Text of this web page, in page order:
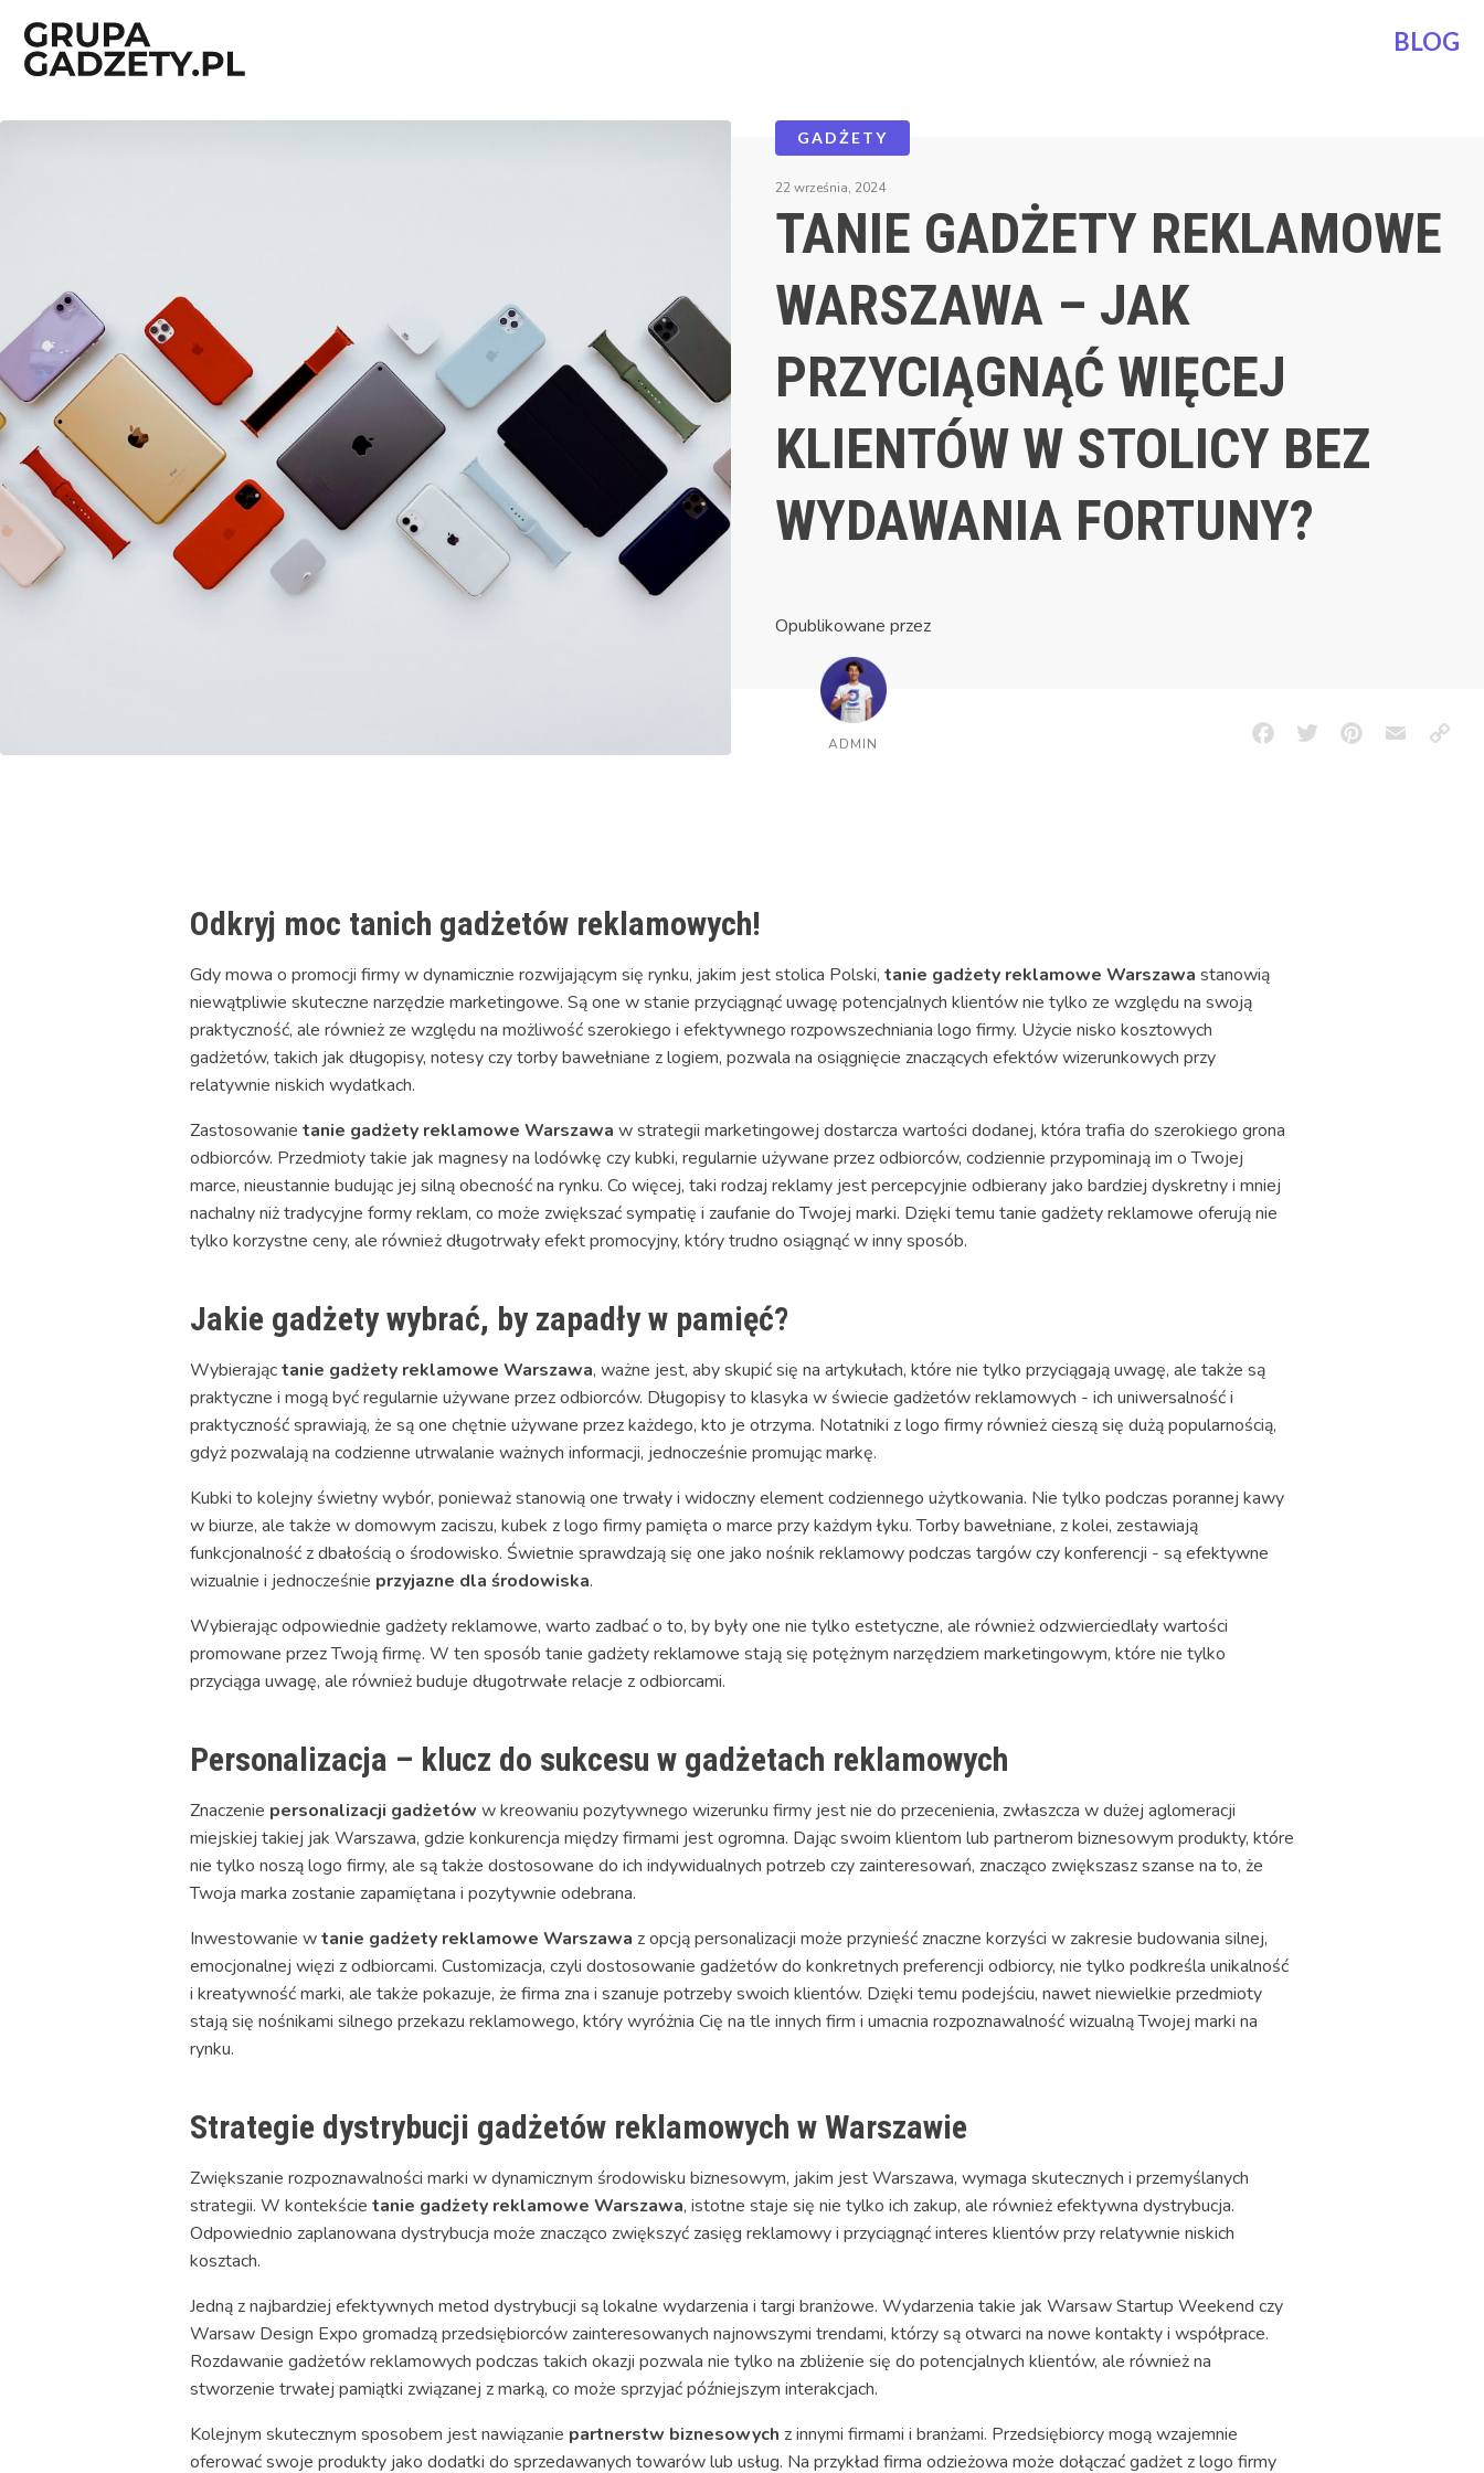
BLOG
GADŻETY
22 września, 2024
TANIE GADŻETY REKLAMOWE
WARSZAWA – JAK
PRZYCIĄGNĄĆ WIĘCEJ
KLIENTÓW W STOLICY BEZ
WYDAWANIA FORTUNY?
Opublikowane przez
ADMIN FacebookTwitterPinterestEmailCopy
Odkryj moc tanich gadżetów reklamowych!
Gdy mowa o promocji firmy w dynamicznie rozwijającym się rynku, jakim jest stolica Polski, tanie gadżety reklamowe Warszawa stanowią
niewątpliwie skuteczne narzędzie marketingowe. Są one w stanie przyciągnąć uwagę potencjalnych klientów nie tylko ze względu na swoją
praktyczność, ale również ze względu na możliwość szerokiego i efektywnego rozpowszechniania logo firmy. Użycie nisko kosztowych
gadżetów, takich jak długopisy, notesy czy torby bawełniane z logiem, pozwala na osiągnięcie znaczących efektów wizerunkowych przy
relatywnie niskich wydatkach.
Zastosowanie tanie gadżety reklamowe Warszawa w strategii marketingowej dostarcza wartości dodanej, która trafia do szerokiego grona
odbiorców. Przedmioty takie jak magnesy na lodówkę czy kubki, regularnie używane przez odbiorców, codziennie przypominają im o Twojej
marce, nieustannie budując jej silną obecność na rynku. Co więcej, taki rodzaj reklamy jest percepcyjnie odbierany jako bardziej dyskretny i mniej
nachalny niż tradycyjne formy reklam, co może zwiększać sympatię i zaufanie do Twojej marki. Dzięki temu tanie gadżety reklamowe oferują nie
tylko korzystne ceny, ale również długotrwały efekt promocyjny, który trudno osiągnąć w inny sposób.
Jakie gadżety wybrać, by zapadły w pamięć?
Wybierająctanie gadżety reklamowe Warszawa, ważne jest, aby skupić się na artykułach, które nie tylko przyciągają uwagę, ale także są
praktyczne i mogą być regularnie używane przez odbiorców. Długopisy to klasyka w świecie gadżetów reklamowych - ich uniwersalność i
praktyczność sprawiają, że są one chętnie używane przez każdego, kto je otrzyma. Notatniki z logo firmy również cieszą się dużą popularnością,
gdyż pozwalają na codzienne utrwalanie ważnych informacji, jednocześnie promując markę.
Kubki to kolejny świetny wybór, ponieważ stanowią one trwały i widoczny element codziennego użytkowania. Nie tylko podczas porannej kawy
w biurze, ale także w domowym zaciszu, kubek z logo firmy pamięta o marce przy każdym łyku. Torby bawełniane, z kolei, zestawiają
funkcjonalność z dbałością o środowisko. Świetnie sprawdzają się one jako nośnik reklamowy podczas targów czy konferencji - są efektywne
wizualnie i jednocześnie przyjazne dla środowiska.
Wybierając odpowiednie gadżety reklamowe, warto zadbać o to, by były one nie tylko estetyczne, ale również odzwierciedlały wartości
promowane przez Twoją firmę. W ten sposób tanie gadżety reklamowe stają się potężnym narzędziem marketingowym, które nie tylko
przyciąga uwagę, ale również buduje długotrwałe relacje z odbiorcami.
Personalizacja – klucz do sukcesu w gadżetach reklamowych
Znaczenie personalizacji gadżetów w kreowaniu pozytywnego wizerunku firmy jest nie do przecenienia, zwłaszcza w dużej aglomeracji
miejskiej takiej jak Warszawa, gdzie konkurencja między firmami jest ogromna. Dając swoim klientom lub partnerom biznesowym produkty, które
nie tylko noszą logo firmy, ale są także dostosowane do ich indywidualnych potrzeb czy zainteresowań, znacząco zwiększasz szanse na to, że
Twoja marka zostanie zapamiętana i pozytywnie odebrana.
Inwestowanie wtanie gadżety reklamowe Warszawa z opcją personalizacji może przynieść znaczne korzyści w zakresie budowania silnej,
emocjonalnej więzi z odbiorcami. Customizacja, czyli dostosowanie gadżetów do konkretnych preferencji odbiorcy, nie tylko podkreśla unikalność
i kreatywność marki, ale także pokazuje, że firma zna i szanuje potrzeby swoich klientów. Dzięki temu podejściu, nawet niewielkie przedmioty
stają się nośnikami silnego przekazu reklamowego, który wyróżnia Cię na tle innych firm i umacnia rozpoznawalność wizualną Twojej marki na
rynku.
Strategie dystrybucji gadżetów reklamowych w Warszawie
Zwiększanie rozpoznawalności marki w dynamicznym środowisku biznesowym, jakim jest Warszawa, wymaga skutecznych i przemyślanych
strategii. W kontekście tanie gadżety reklamowe Warszawa, istotne staje się nie tylko ich zakup, ale również efektywna dystrybucja.
Odpowiednio zaplanowana dystrybucja może znacząco zwiększyć zasięg reklamowy i przyciągnąć interes klientów przy relatywnie niskich
kosztach.
Jedną z najbardziej efektywnych metod dystrybucji są lokalne wydarzenia i targi branżowe. Wydarzenia takie jak Warsaw Startup Weekend czy
Warsaw Design Expo gromadzą przedsiębiorców zainteresowanych najnowszymi trendami, którzy są otwarci na nowe kontakty i współprace.
Rozdawanie gadżetów reklamowych podczas takich okazji pozwala nie tylko na zbliżenie się do potencjalnych klientów, ale również na
stworzenie trwałej pamiątki związanej z marką, co może sprzyjać późniejszym interakcjach.
Kolejnym skutecznym sposobem jest nawiązanie partnerstw biznesowych z innymi firmami i branżami. Przedsiębiorcy mogą wzajemnie
oferować swoje produkty jako dodatki do sprzedawanych towarów lub usług. Na przykład firma odzieżowa może dołączać gadżet z logo firmy